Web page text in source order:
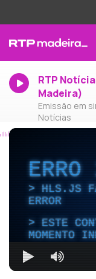
RTP
Madeira)
Emissão em
Notícias
ERRO
HLS.JS
ERROR
ESTE
MOMENTO